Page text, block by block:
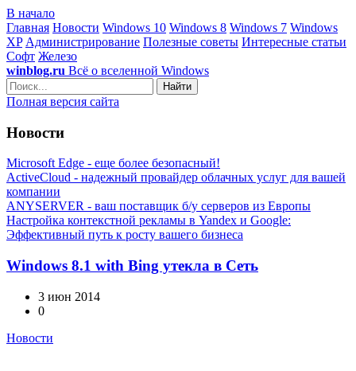
В начало
Главная Новости Windows 10 Windows 8 Windows 7 Windows
XP Администрирование Полезные советы Интересные статьи
Софт Железо
winblog.ru Всё о вселенной Windows
Найти
Полная версия сайта
Новости
Microsoft Edge - еще более безопасный!
ActiveCloud - надежный провайдер облачных услуг для вашей
компании
ANYSERVER - ваш поставщик б/у серверов из Европы
Настройка контекстной рекламы в Yandex и Google:
Эффективный путь к росту вашего бизнеса
Windows 8.1 with Bing утекла в Сеть
3 июн 2014
0
Новости